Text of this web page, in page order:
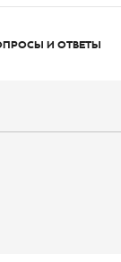
И ОТВЕТЫ